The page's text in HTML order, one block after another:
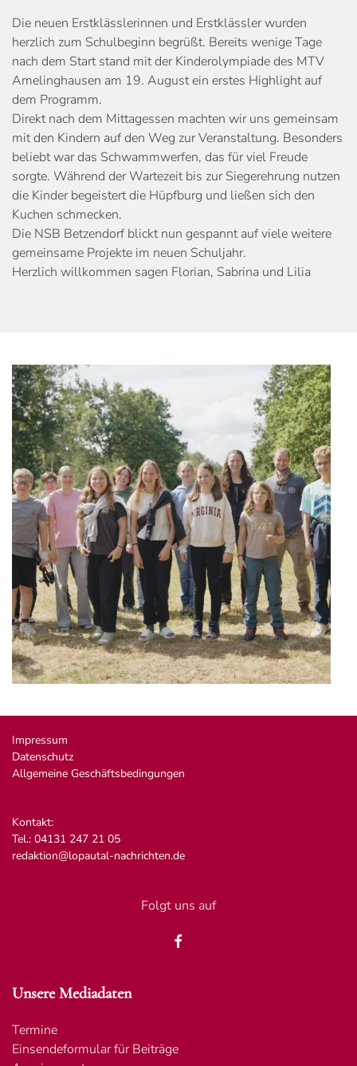
Die neuen Erstklässlerinnen und Erstklässler wurden
herzlich zum Schulbeginn begrüßt. Bereits wenige Tage
nach dem Start stand mit der Kinderolympiade des MTV
Amelinghausen am 19. August ein erstes Highlight auf
dem Programm.
Direkt nach dem Mittagessen machten wir uns gemeinsam
mit den Kindern auf den Weg zur Veranstaltung. Besonders
beliebt war das Schwammwerfen, das für viel Freude
sorgte. Während der Wartezeit bis zur Siegerehrung nutzen
die Kinder begeistert die Hüpfburg und ließen sich den
Kuchen schmecken.
Die NSB Betzendorf blickt nun gespannt auf viele weitere
gemeinsame Projekte im neuen Schuljahr.
Herzlich willkommen sagen Florian, Sabrina und Lilia
weiterlesen
Impressum
Datenschutz
Allgemeine Geschäftsbedingungen
Kontakt:
Tel.: 04131 247 21 05
redaktion@lopautal-nachrichten.de
Folgt uns auf
Unsere Mediadaten
Termine
Einsendeformular für Beiträge